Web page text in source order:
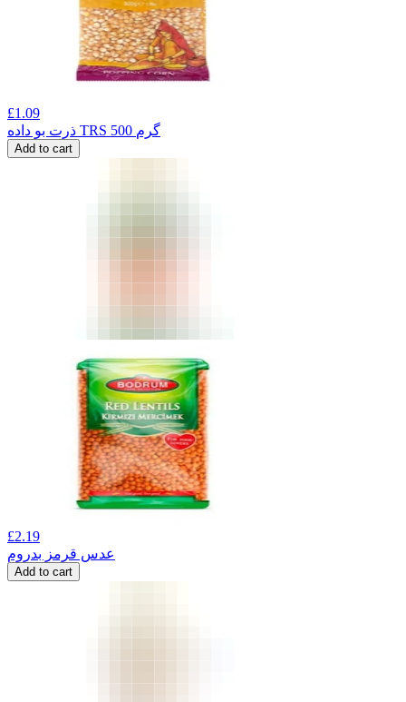
£1.09
ذرت بو داده TRS 500 گرم
Add to cart
£2.19
عدس قرمز بدروم
Add to cart